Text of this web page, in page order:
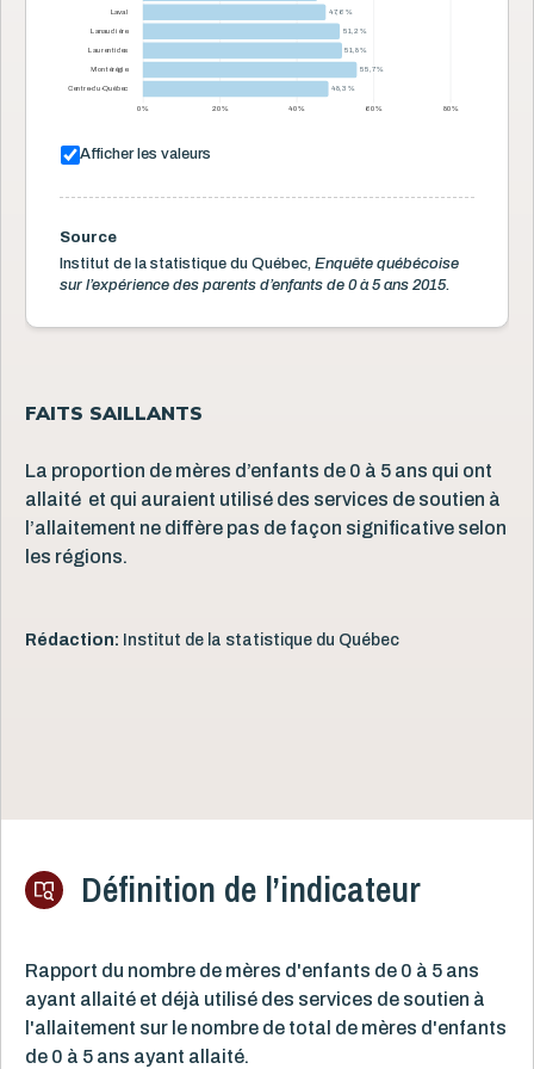
0 % 20 % 40 % 60 % 80 %
47,6 %
47,6 %
51,2 %
51,2 %
51,8 %
51,8 %
55,7 %
55,7 %
48,3 %
48,3 %
Laval
Lanaudière
Laurentides
Montérégie
Centre-du-Québec
Afficher les valeurs
Source
Institut de la statistique du Québec, Enquête québécoise
sur l’expérience des parents d’enfants de 0 à 5 ans 2015.
FAITS SAILLANTS
La proportion de mères d’enfants de 0 à 5 ans qui ont
allaité et qui auraient utilisé des services de soutien à
l’allaitement ne diffère pas de façon significative selon
les régions.
Rédaction: Institut de la statistique du Québec
Définition de l’indicateur
Rapport du nombre de mères d'enfants de 0 à 5 ans
ayant allaité et déjà utilisé des services de soutien à
l'allaitement sur le nombre de total de mères d'enfants
de 0 à 5 ans ayant allaité.